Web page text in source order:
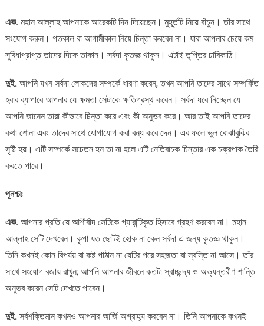
:
মুফতি
মেনক
এক. মহান আল্লাহ আপনাকে আরেকটি দিন দিয়েছেন। মুহূর্তটি নিয়ে বাঁচুন। তাঁর সাথে
সংযোগ করুন। গতকাল বা আগামীকাল নিয়ে চিন্তা করবেন না। যারা আপনার চেয়ে কম
সুবিধাপ্রাপ্ত তাদের দিকে তাকান। সর্বদা কৃতজ্ঞ থাকুন। এটাই তৃপ্তির চাবিকাঠি।
দুই. আপনি যখন সর্বদা লোকদের সম্পর্কে ধারণা করেন, তখন আপনি তাদের সাথে সম্পর্কিত
হবার ব্যাপারে আপনার যে ক্ষমতা সেটাকে ক্ষতিগ্রস্থ করেন। সর্বদা ধরে নিচ্ছেন যে
আপনি জানেন তারা কীভাবে চিন্তা করে এবং কী অনুভব করে। আর তাই আপনি তাদের
কথা শোনা এবং তাদের সাথে যোগাযোগ করা বন্ধ করে দেন। এর ফলে ভুল বোঝাবুঝির
সৃষ্টি হয়। এটি সম্পর্কে সচেতন হন তা না হলে এটি নেতিবাচক চিন্তার এক চক্রপাক তৈরি
করতে পারে।
পূনশ্চঃ
এক. আপনার প্রতি যে আশীর্বাদ সেটিকে গ্যারান্টিকৃত হিসাবে গ্রহণ করবেন না। মহান
আল্লাহ সেটি দেখবেন। কৃপা যত ছোটই হোক না কেন সর্বদা এ জন্য কৃতজ্ঞ থাকুন।
তিনি কখনই কোন বিপর্যয় বা কষ্ট পাঠান না যেটির পরে সহজতা বা স্বস্তি না আসে। তাঁর
সাথে সংযোগ বজায় রাখুন; আপনি আপনার জীবনে কতটা স্বাচ্ছন্দ্য ও অভ্যন্তরীণ শান্তি
অনুভব করেন সেটি দেখতে পাবেন।
দুই. সর্বশক্তিমান কখনও আপনার আর্জি অগ্রাহ্য করবেন না। তিনি আপনাকে কখনই